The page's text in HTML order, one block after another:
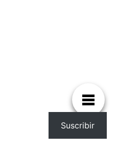
Suscribir